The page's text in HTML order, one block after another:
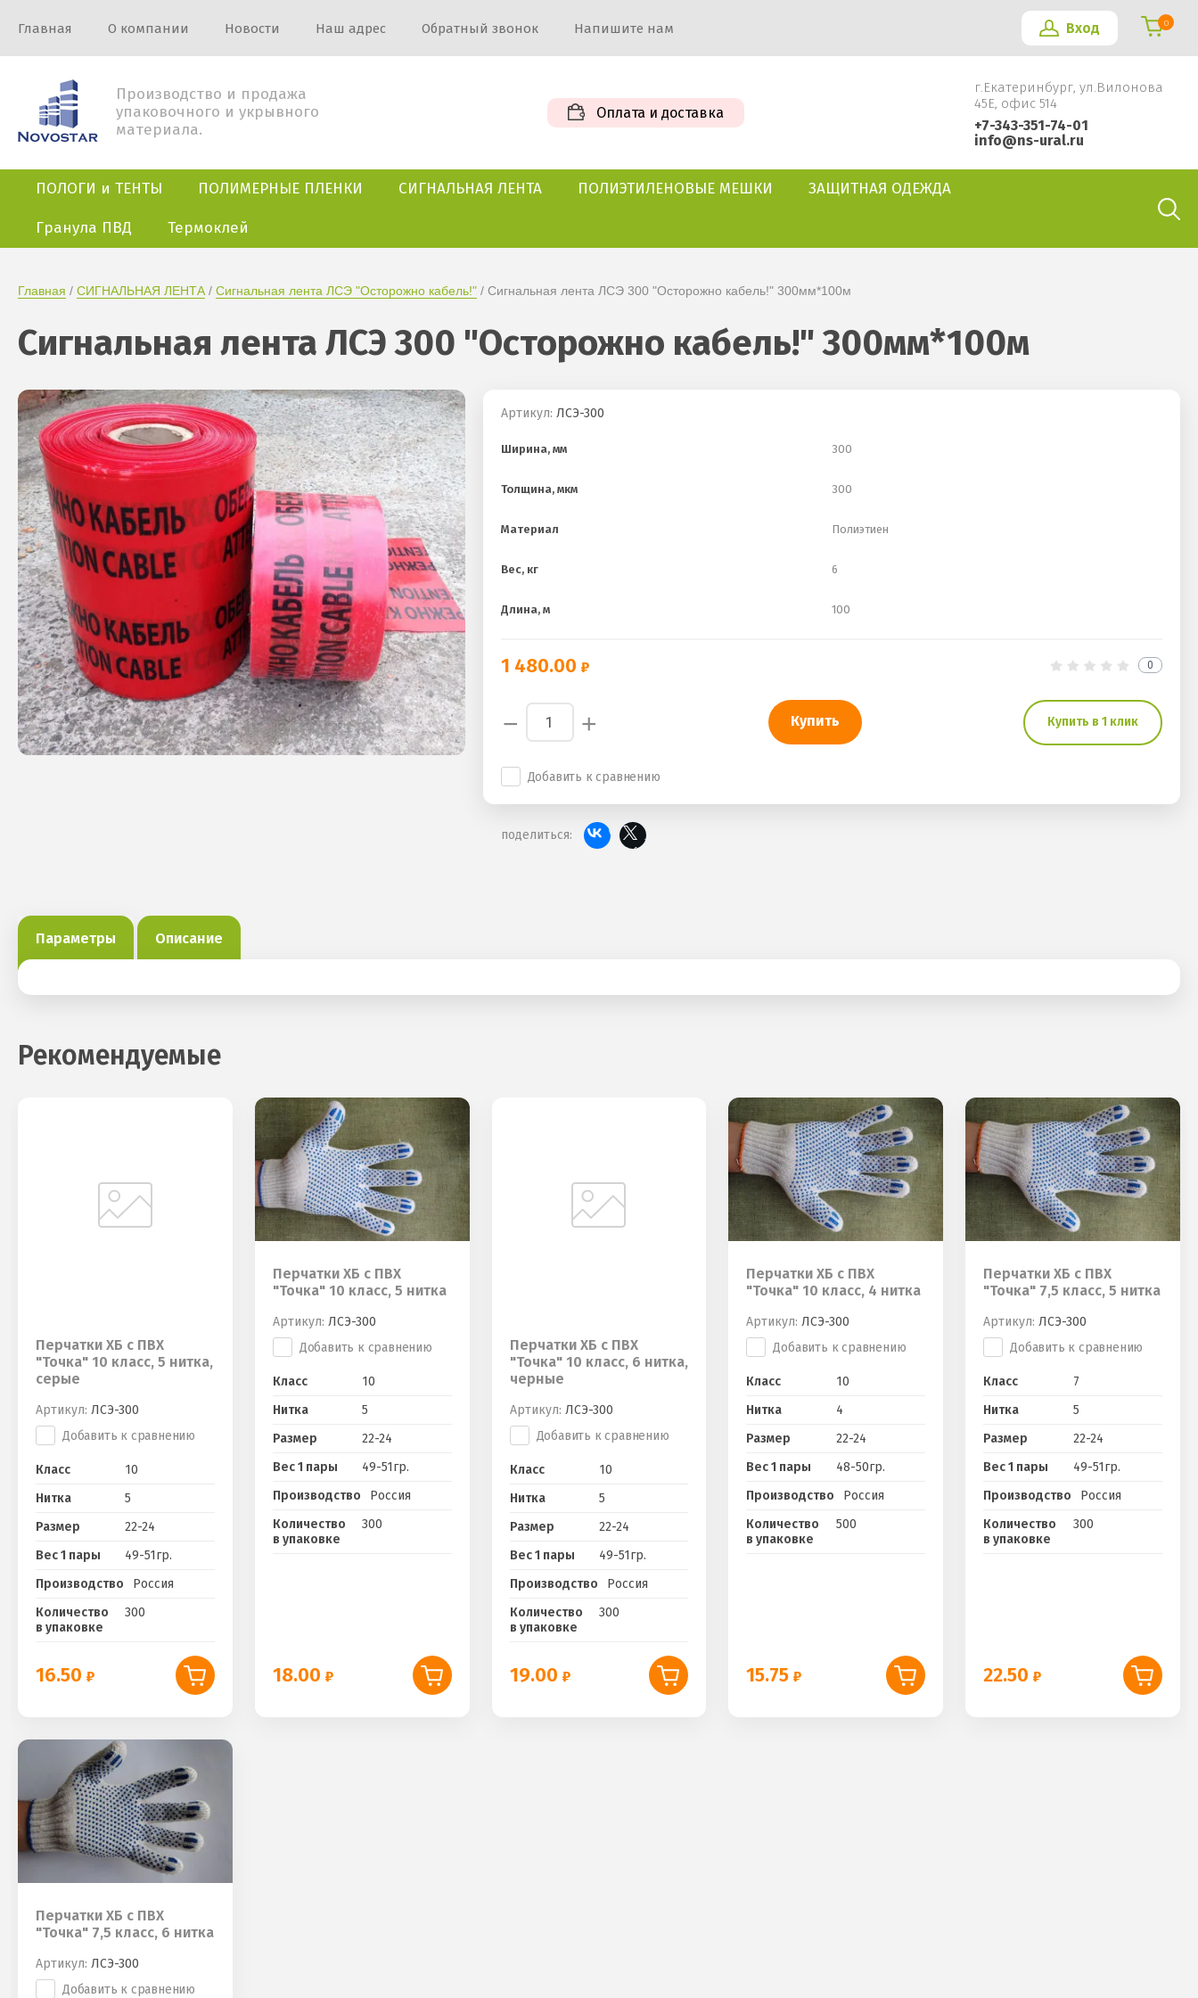
Главная О компании Новости Наш адрес Обратный звонок Напишите нам Вход 0
Производство и продажа
упаковочного и укрывного
материала.
Оплата и доставка
г.Екатеринбург, ул.Вилонова
45Е, офис 514
+7-343-351-74-01
info@ns-ural.ru
ПОЛОГИ и ТЕНТЫ ПОЛИМЕРНЫЕ ПЛЕНКИ СИГНАЛЬНАЯ ЛЕНТА ПОЛИЭТИЛЕНОВЫЕ МЕШКИ ЗАЩИТНАЯ ОДЕЖДА
Гранула ПВД Термоклей
Главная / СИГНАЛЬНАЯ ЛЕНТА / Сигнальная лента ЛСЭ "Осторожно кабель!" / Сигнальная лента ЛСЭ 300 "Осторожно кабель!" 300мм*100м
Сигнальная лента ЛСЭ 300 "Осторожно кабель!" 300мм*100м
Артикул: ЛСЭ-300
Ширина, мм 300
Толщина, мкм 300
Материал Полиэтиен
Вес, кг 6
Длина, м 100
1 480.00 0
− + Купить Купить в 1 клик
Добавить к сравнению
поделиться:
Параметры Описание
Рекомендуемые
Перчатки ХБ с ПВХ
"Точка" 10 класс, 5 нитка,
серые
Артикул: ЛСЭ-300
Добавить к сравнению
Класс
10
Нитка
5
Размер
22-24
Вес 1 пары
49-51гр.
Производство
Россия
Количество
в упаковке
300
16.50
Перчатки ХБ с ПВХ
"Точка" 10 класс, 5 нитка
Артикул: ЛСЭ-300
Добавить к сравнению
Класс
10
Нитка
5
Размер
22-24
Вес 1 пары
49-51гр.
Производство
Россия
Количество
в упаковке
300
18.00
Перчатки ХБ с ПВХ
"Точка" 10 класс, 6 нитка,
черные
Артикул: ЛСЭ-300
Добавить к сравнению
Класс
10
Нитка
5
Размер
22-24
Вес 1 пары
49-51гр.
Производство
Россия
Количество
в упаковке
300
19.00
Перчатки ХБ с ПВХ
"Точка" 10 класс, 4 нитка
Артикул: ЛСЭ-300
Добавить к сравнению
Класс
10
Нитка
4
Размер
22-24
Вес 1 пары
48-50гр.
Производство
Россия
Количество
в упаковке
500
15.75
Перчатки ХБ с ПВХ
"Точка" 7,5 класс, 5 нитка
Артикул: ЛСЭ-300
Добавить к сравнению
Класс
7
Нитка
5
Размер
22-24
Вес 1 пары
49-51гр.
Производство
Россия
Количество
в упаковке
300
22.50
Перчатки ХБ с ПВХ
"Точка" 7,5 класс, 6 нитка
Артикул: ЛСЭ-300
Добавить к сравнению